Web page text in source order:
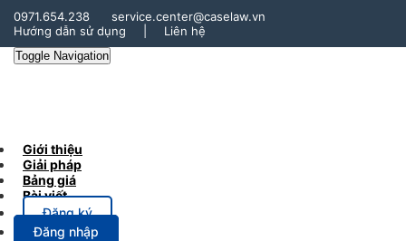
0971.654.238
service.center@caselaw.vn
Hướng dẫn sử dụng
Liên hệ
Toggle Navigation
Giới thiệu
Giải pháp
Bảng giá
Bài viết
Đăng ký
Đăng nhập